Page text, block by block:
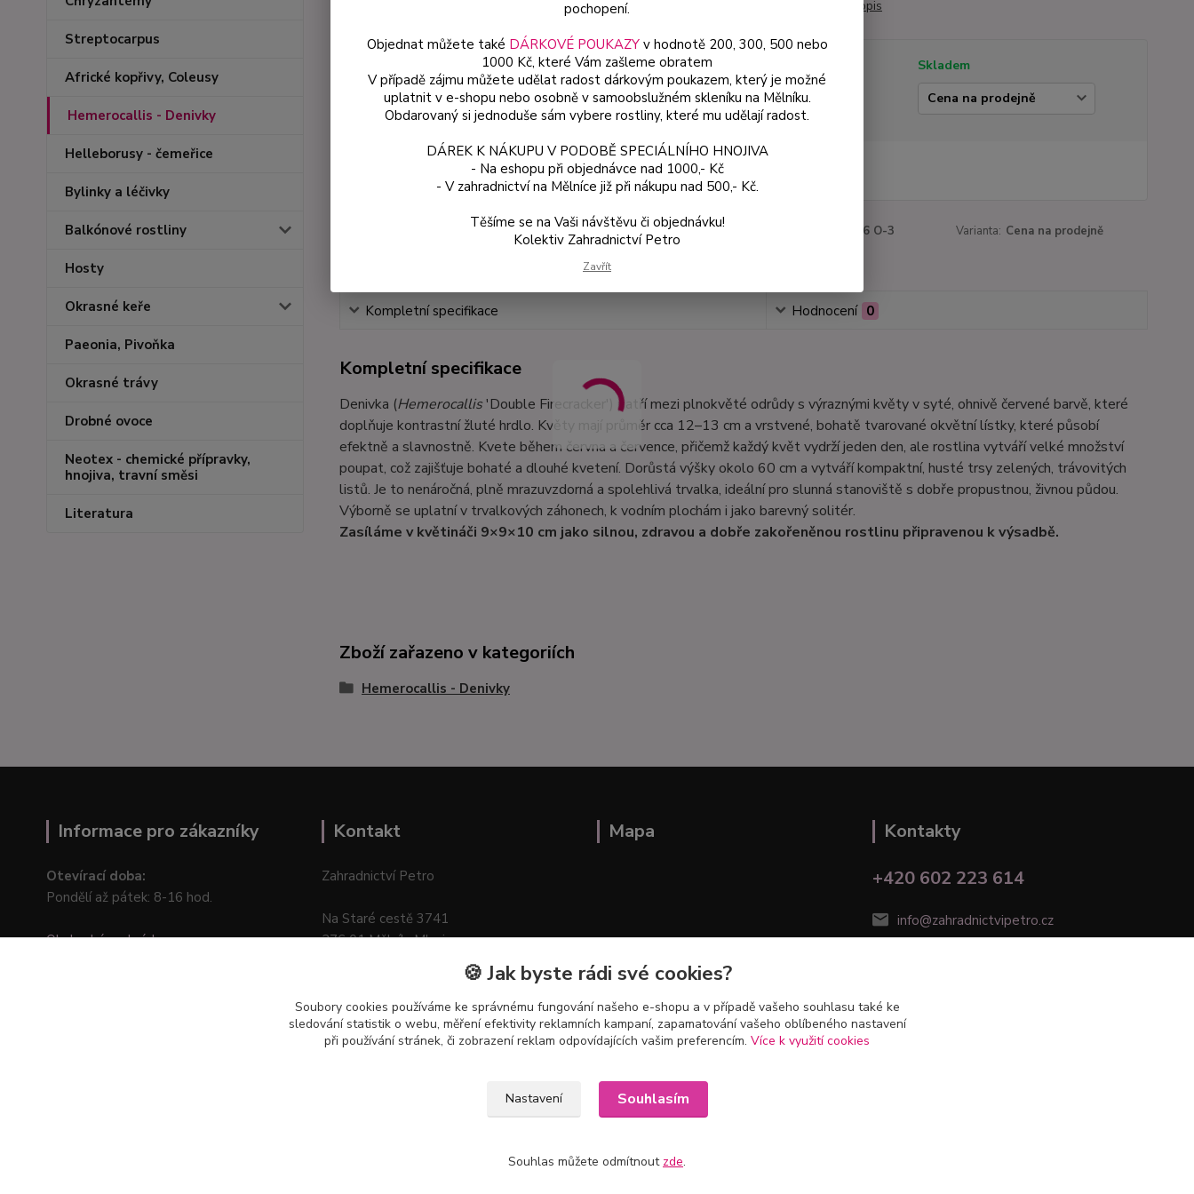
Streptocarpus
Africké kopřivy, Coleusy
Hemerocallis - Denivky
Helleborusy - čemeřice
Bylinky a léčivky
Balkónové rostliny
Hosty
Okrasné keře
Paeonia, Pivoňka
Okrasné trávy
Drobné ovoce
Neotex - chemické přípravky,
hnojiva, travní směsi
Literatura
celý popis
Skladem
Varianta
3026 O-3 Varianta: Cena na prodejně
Kompletní specifikace Hodnocení 0
Kompletní specifikace
Denivka (Hemerocallis'Double Firecracker') patří mezi plnokvěté odrůdy s výraznými květy v syté, ohnivě červené barvě, které
doplňuje kontrastní žluté hrdlo. Květy mají průměr cca 12–13 cm a vrstvené, bohatě tvarované okvětní lístky, které působí
efektně a slavnostně. Kvete během června a července, přičemž každý květ vydrží jeden den, ale rostlina vytváří velké množství
poupat, což zajišťuje bohaté a dlouhé kvetení. Dorůstá výšky okolo 60 cm a vytváří kompaktní, husté trsy zelených, trávovitých
listů. Je to nenáročná, plně mrazuvzdorná a spolehlivá trvalka, ideální pro slunná stanoviště s dobře propustnou, živnou půdou.
Výborně se uplatní v trvalkových záhonech, k vodním plochám i jako barevný solitér.
Zasíláme v květináči 9×9×10 cm jako silnou, zdravou a dobře zakořeněnou rostlinu připravenou k výsadbě.
Zboží zařazeno v kategoriích
Hemerocallis - Denivky
Informace pro zákazníky
Otevírací doba:
Pondělí až pátek: 8-16 hod.
Obchodní podmínky
Kontakt
Zahradnictví Petro
Na Staré cestě 3741
276 01 Mělník–Mlazice
Mapa
Kontakty
+420 602 223 614
info@zahradnictvipetro.cz
pochopení.
Objednat můžete také DÁRKOVÉ POUKAZYv hodnotě 200, 300, 500 nebo
1000 Kč, které Vám zašleme obratem
V případě zájmu můžete udělat radost dárkovým poukazem, který je možné
uplatnit v e-shopu nebo osobně v samoobslužném skleníku na Mělníku.
Obdarovaný si jednoduše sám vybere rostliny, které mu udělají radost.
DÁREK K NÁKUPU V PODOBĚ SPECIÁLNÍHO HNOJIVA
- Na eshopu při objednávce nad 1000,- Kč
- V zahradnictví na Mělníce již při nákupu nad 500,- Kč.
Těšíme se na Vaši návštěvu či objednávku!
Kolektiv Zahradnictví Petro
Zavřít
🍪 Jak byste rádi své cookies?
Soubory cookies používáme ke správnému fungování našeho e-shopu a v případě vašeho souhlasu také ke
sledování statistik o webu, měření efektivity reklamních kampaní, zapamatování vašeho oblíbeného nastavení
při používání stránek, či zobrazení reklam odpovídajících vašim preferencím. Více k využití cookies
Nastavení Souhlasím
Souhlas můžete odmítnout zde.